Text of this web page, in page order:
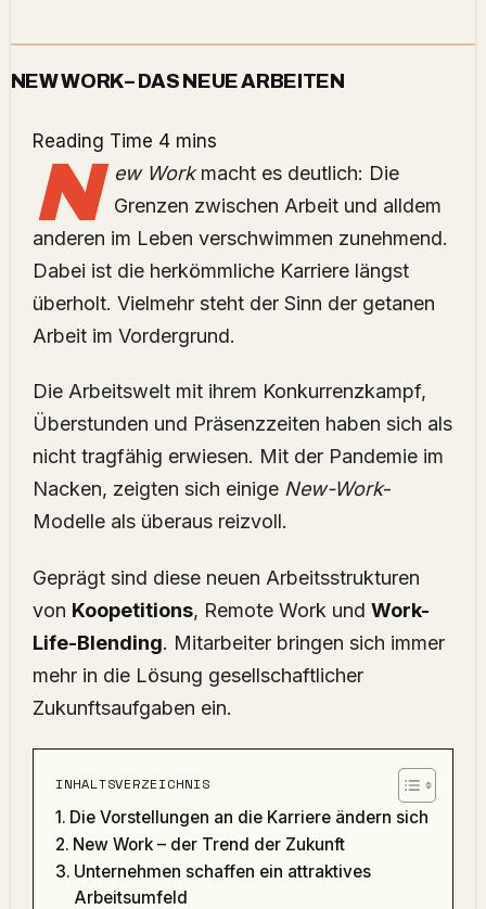
NEW WORK – DAS NEUE ARBEITEN
N ew Workmacht es deutlich: Die
Grenzen zwischen Arbeit und alldem
anderen im Leben verschwimmen zunehmend.
Dabei ist die herkömmliche Karriere längst
überholt. Vielmehr steht der Sinn der getanen
Arbeit im Vordergrund.
Die Arbeitswelt mit ihrem Konkurrenzkampf,
Überstunden und Präsenzzeiten haben sich als
nicht tragfähig erwiesen. Mit der Pandemie im
Nacken, zeigten sich einige New-Work-
Modelle als überaus reizvoll.
Geprägt sind diese neuen Arbeitsstrukturen
von Koopetitions, Remote Work und Work-
Life-Blending. Mitarbeiter bringen sich immer
mehr in die Lösung gesellschaftlicher
Zukunftsaufgaben ein.
INHALTSVERZEICHNIS
Die Vorstellungen an die Karriere ändern sich
New Work – der Trend der Zukunft
Unternehmen schaffen ein attraktives
Arbeitsumfeld